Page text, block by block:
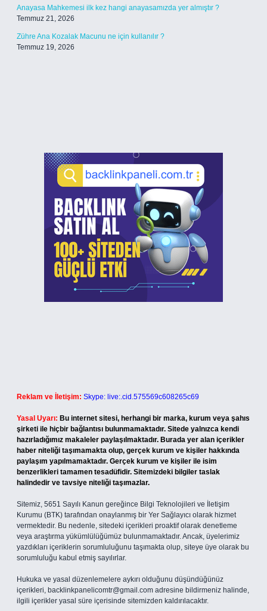
Anayasa Mahkemesi ilk kez hangi anayasamızda yer almıştır ?
Temmuz 21, 2026
Zühre Ana Kozalak Macunu ne için kullanılır ?
Temmuz 19, 2026
Reklam ve İletişim: Skype: live:.cid.575569c608265c69
Yasal Uyarı: Bu internet sitesi, herhangi bir marka, kurum veya şahıs
şirketi ile hiçbir bağlantısı bulunmamaktadır. Sitede yalnızca kendi
hazırladığımız makaleler paylaşılmaktadır. Burada yer alan içerikler
haber niteliği taşımamakta olup, gerçek kurum ve kişiler hakkında
paylaşım yapılmamaktadır. Gerçek kurum ve kişiler ile isim
benzerlikleri tamamen tesadüfidir. Sitemizdeki bilgiler taslak
halindedir ve tavsiye niteliği taşımazlar.
Sitemiz, 5651 Sayılı Kanun gereğince Bilgi Teknolojileri ve İletişim
Kurumu (BTK) tarafından onaylanmış bir Yer Sağlayıcı olarak hizmet
vermektedir. Bu nedenle, sitedeki içerikleri proaktif olarak denetleme
veya araştırma yükümlülüğümüz bulunmamaktadır. Ancak, üyelerimiz
yazdıkları içeriklerin sorumluluğunu taşımakta olup, siteye üye olarak bu
sorumluluğu kabul etmiş sayılırlar.
Hukuka ve yasal düzenlemelere aykırı olduğunu düşündüğünüz
içerikleri, backlinkpanelicomtr@gmail.com adresine bildirmeniz halinde,
ilgili içerikler yasal süre içerisinde sitemizden kaldırılacaktır.